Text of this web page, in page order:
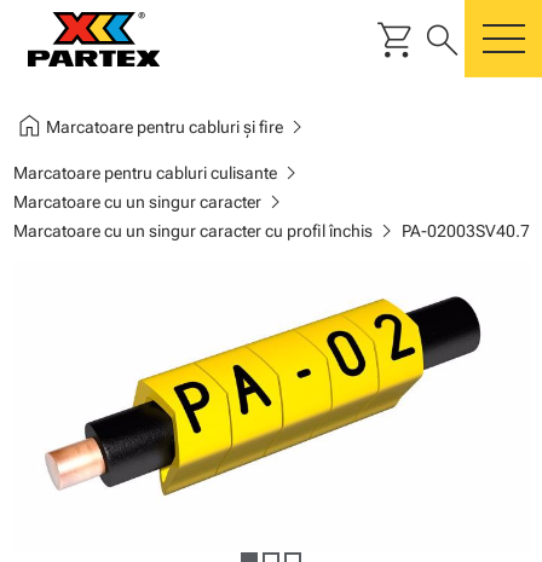
shopping_cart search
home Marcatoare pentru cabluri și firechevron_right
Marcatoare pentru cabluri culisantechevron_right
Marcatoare cu un singur caracterchevron_right
Marcatoare cu un singur caracter cu profil închischevron_right PA-02003SV40.7